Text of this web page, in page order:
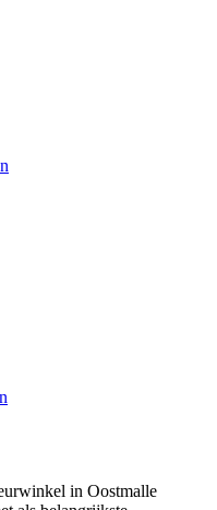
in Oostmalle